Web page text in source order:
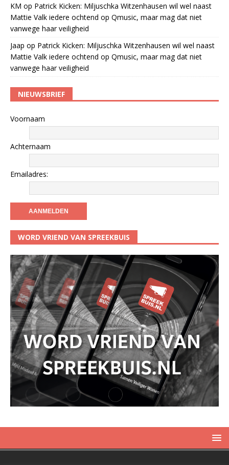
KM op Patrick Kicken: Miljuschka Witzenhausen wil wel naast
Mattie Valk iedere ochtend op Qmusic, maar mag dat niet
vanwege haar veiligheid
Jaap op Patrick Kicken: Miljuschka Witzenhausen wil wel naast
Mattie Valk iedere ochtend op Qmusic, maar mag dat niet
vanwege haar veiligheid
NIEUWSBRIEF
Voornaam
Achternaam
Emailadres:
WORD VRIEND VAN SPREEKBUIS